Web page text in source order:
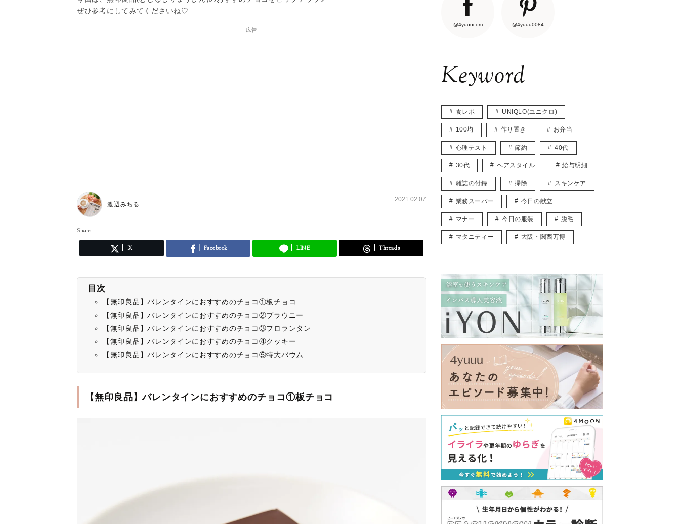
ぜひ参考にしてみてくださいね♡
― 広告 ―
渡辺みちる
2021.02.07
Share
X Facebook LINE Threads
目次
【無印良品】バレンタインにおすすめのチョコ①板チョコ
【無印良品】バレンタインにおすすめのチョコ②ブラウニー
【無印良品】バレンタインにおすすめのチョコ③フロランタン
【無印良品】バレンタインにおすすめのチョコ④クッキー
【無印良品】バレンタインにおすすめのチョコ⑤特大バウム
【無印良品】バレンタインにおすすめのチョコ①板チョコ
@4yuuucom @4yuuu0084
Keyword
食レポ UNIQLO(ユニクロ)
100均 作り置き お弁当
心理テスト 節約 40代
30代 ヘアスタイル 給与明細
雑誌の付録 掃除 スキンケア
業務スーパー 今日の献立
マナー 今日の服装 脱毛
マタニティー 大阪・関西万博